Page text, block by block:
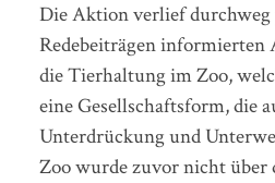
Die Aktion verlief
Redebeiträgen
die Tierhaltung im Zoo,
eine Gesellschaftsform, die
Unterdrückung und
Zoo wurde zuvor nicht über